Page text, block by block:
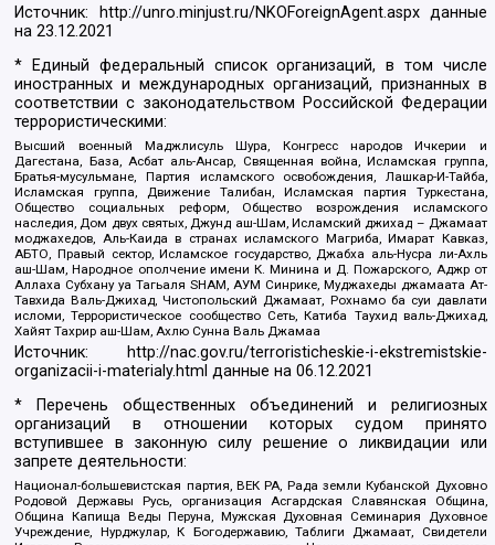
Источник: http://unro.minjust.ru/NKOForeignAgent.aspxданные
на23.12.2021
* Единый федеральный список организаций, в том числе
иностранных и международных организаций, признанных в
соответствии с законодательством Российской Федерации
террористическими:
Высший военный Маджлисуль Шура, Конгресс народов Ичкерии и
Дагестана, База, Асбат аль-Ансар, Священная война, Исламская группа,
Братья-мусульмане, Партия исламского освобождения, Лашкар-И-Тайба,
Исламская группа, Движение Талибан, Исламская партия Туркестана,
Общество социальных реформ, Общество возрождения исламского
наследия, Дом двух святых, Джунд аш-Шам, Исламский джихад – Джамаат
моджахедов, Аль-Каида в странах исламского Магриба, Имарат Кавказ,
АБТО, Правый сектор, Исламское государство, Джабха аль-Нусра ли-Ахль
аш-Шам, Народное ополчение имени К. Минина и Д. Пожарского, Аджр от
Аллаха Субхану уа Тагьаля SHAM, АУМ Синрике, Муджахеды джамаата Ат-
Тавхида Валь-Джихад, Чистопольский Джамаат, Рохнамо ба суи давлати
исломи, Террористическое сообщество Сеть, Катиба Таухид валь-Джихад,
Хайят Тахрир аш-Шам, Ахлю Сунна Валь Джамаа
Источник:
http://nac.gov.ru/terroristicheskie-i-ekstremistskie-
organizacii-i-materialy.html данные на06.12.2021
* Перечень общественных объединений и религиозных
организаций в отношении которых судом принято
вступившее в законную силу решение о ликвидации или
запрете деятельности:
Национал-большевистская партия, ВЕК РА, Рада земли Кубанской Духовно
Родовой Державы Русь, организация Асгардская Славянская Община,
Община Капища Веды Перуна, Мужская Духовная Семинария Духовное
Учреждение, Нурджулар, К Богодержавию, Таблиги Джамаат, Свидетели